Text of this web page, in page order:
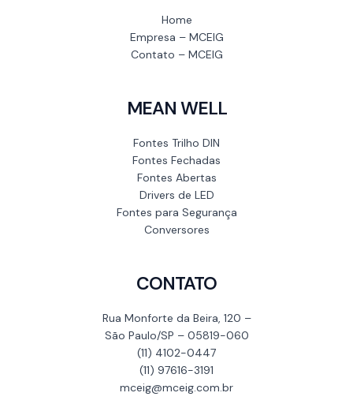
Home
Empresa – MCEIG
Contato – MCEIG
MEAN WELL
Fontes Trilho DIN
Fontes Fechadas
Fontes Abertas
Drivers de LED
Fontes para Segurança
Conversores
CONTATO
Rua Monforte da Beira, 120 –
São Paulo/SP – 05819-060
(11) 4102-0447
(11) 97616-3191
mceig@mceig.com.br